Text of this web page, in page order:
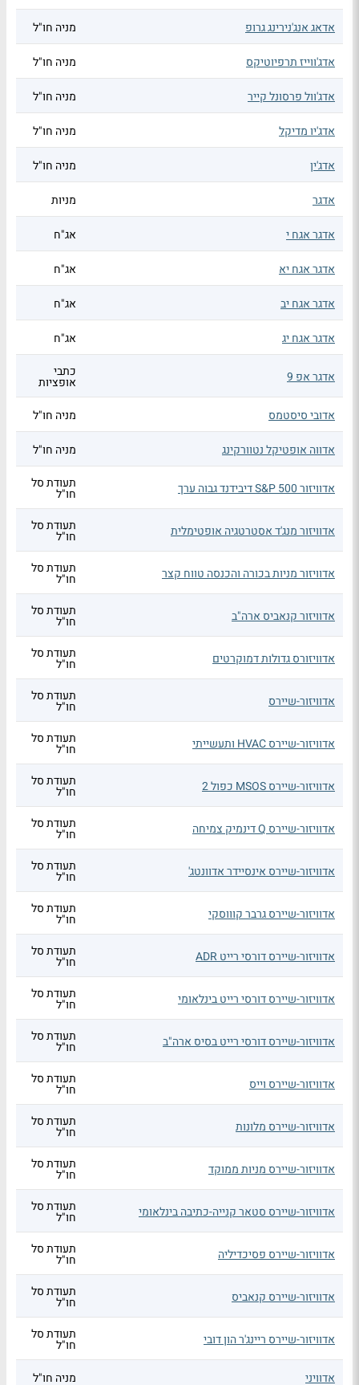
אדאג אנג'נירינג גרופ מניה חו"ל
אדג'ווייז תרפיוטיקס מניה חו"ל
אדג'וול פרסונל קייר מניה חו"ל
אדג'יו מדיקל מניה חו"ל
אדג'ין מניה חו"ל
אדגר מניות
אדגר אגח י אג"ח
אדגר אגח יא אג"ח
אדגר אגח יב אג"ח
אדגר אגח יג אג"ח
אדגר אפ 9 כתבי
אופציות
אדובי סיסטמס
מניה חו"ל
אדווה אופטיקל נטוורקינג מניה חו"ל
אדוויזור S&P 500 דיבידנד גבוה ערך תעודת סל
חו"ל
אדוויזור מנג'ד אסטרטגיה אופטימלית תעודת סל
חו"ל
אדוויזור מניות בכורה והכנסה טווח קצר תעודת סל
חו"ל
אדוויזור קנאביס ארה"ב תעודת סל
חו"ל
אדוויזורס גדולות דמוקרטים תעודת סל
חו"ל
אדוויזור-שיירס תעודת סל
חו"ל
אדוויזור-שיירס HVAC ותעשייתי תעודת סל
חו"ל
אדוויזור-שיירס MSOS כפול 2 תעודת סל
חו"ל
אדוויזור-שיירס Q דינמיק צמיחה תעודת סל
חו"ל
אדוויזור-שיירס אינסיידר אדוונטג' תעודת סל
חו"ל
אדוויזור-שיירס גרבר קוווסקי תעודת סל
חו"ל
אדוויזור-שיירס דורסי רייט ADR תעודת סל
חו"ל
אדוויזור-שיירס דורסי רייט בינלאומי תעודת סל
חו"ל
אדוויזור-שיירס דורסי רייט בסיס ארה"ב תעודת סל
חו"ל
אדוויזור-שיירס וייס תעודת סל
חו"ל
אדוויזור-שיירס מלונות תעודת סל
חו"ל
אדוויזור-שיירס מניות ממוקד תעודת סל
חו"ל
אדוויזור-שיירס סטאר קנייה-כתיבה בינלאומי תעודת סל
חו"ל
אדוויזור-שיירס פסיכדיליה תעודת סל
חו"ל
אדוויזור-שיירס קנאביס תעודת סל
חו"ל
אדוויזור-שיירס ריינג'ר הון דובי תעודת סל
חו"ל
אדוויני
מניה חו"ל